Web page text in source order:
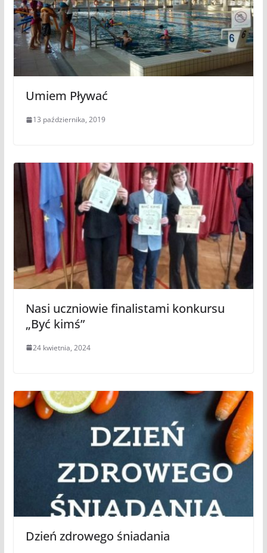
Umiem Pływać
13 października, 2019
Nasi uczniowie finalistami konkursu
„Być kimś”
24 kwietnia, 2024
Dzień zdrowego śniadania